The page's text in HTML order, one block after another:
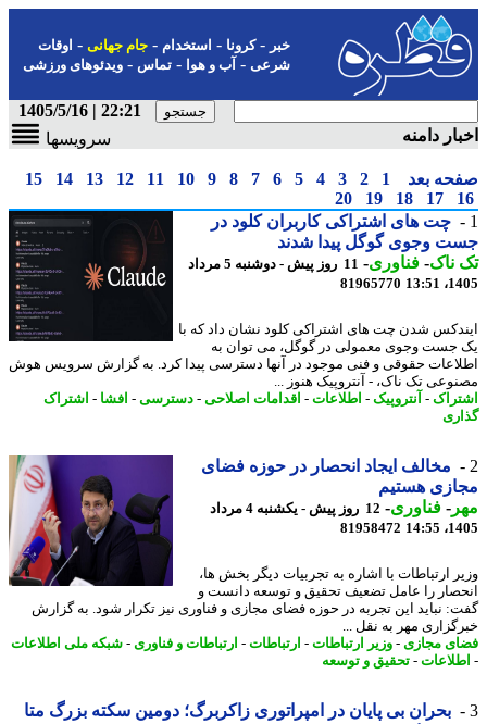
-کرونا-استخدام- جام جهانی-اوقات
شرعی-آب و هوا-تماس-ویدئوهای ورزشی
22:21 | 1405/5/16
دامنه
سرویسها
بعد 1
2
3
4
5
6
7
8
9
10
11
12
13
14
15
17
18
19
20
چت های اشتراکی کاربران کلود در
وجوی گوگل پیدا شدند
-فناوری-
11 روز پیش - دوشنبه 5 مرداد
81965770
شدن چت های اشتراکی کلود نشان داد که با
وجوی معمولی در گوگل، می توان به
حقوقی و فنی موجود در آنها دسترسی پیدا کرد. به گزارش سرویس هوش
تک ناک، - آنتروپیک هنوز ...
- آنتروپیک-اطلاعات-اقدامات اصلاحی-دسترسی -افشا -اشتراک
مخالف ایجاد انحصار در حوزه فضای
هستیم
-فناوری-
12 روز پیش - یکشنبه 4 مرداد
81958472
ارتباطات با اشاره به تجربیات دیگر بخش ها،
را عامل تضعیف تحقیق و توسعه دانست و
نباید این تجربه در حوزه فضای مجازی و فناوری نیز تکرار شود. به گزارش
مهر به نقل ...
مجازی- وزیر ارتباطات-ارتباطات-ارتباطات و فناوری- شبکه ملی اطلاعات
-تحقیق و توسعه
بحران بی پایان در امپراتوری زاکربرگ؛ دومین سکته بزرگ متا